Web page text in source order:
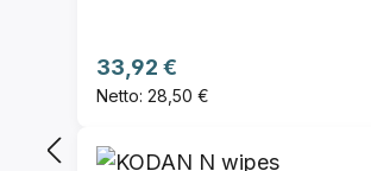
Regulärer Preis:
33,92 €
Netto: 28,50 €